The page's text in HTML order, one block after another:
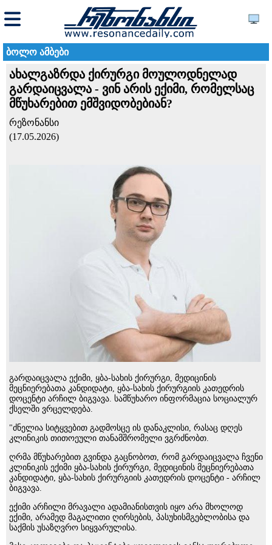
ბოლო ამბები
ახალგაზრდა ქირურგი მოულოდნელად
გარდაიცვალა - ვინ არის ექიმი, რომელსაც
მწუხარებით ემშვიდობებიან?
რეზონანსი
(17.05.2026)
გარდაიცვალა ექიმი, ყბა-სახის ქირურგი, მედიცინის
მეცნიერებათა კანდიდატი, ყბა-სახის ქირურგიის კათედრის
დოცენტი არჩილ ბიგვავა. სამწუხარო ინფორმაცია სოციალურ
ქსელში ვრცელდება.
"ძნელია სიტყვებით გადმოსცე ის დანაკლისი, რასაც დღეს
კლინიკის თითოეული თანამშრომელი ვგრძნობთ.
ღრმა მწუხარებით გვინდა გაცნობოთ, რომ გარდაიცვალა ჩვენი
კლინიკის ექიმი ყბა-სახის ქირურგი, მედიცინის მეცნიერებათა
კანდიდატი, ყბა-სახის ქირურგიის კათედრის დოცენტი - არჩილ
ბიგვავა.
ექიმი არჩილი მრავალი ადამიანისთვის იყო არა მხოლოდ
ექიმი, არამედ მაგალითი ღირსების, პასუხისმგებლობისა და
საქმის უსაზღვრო სიყვარულისა.